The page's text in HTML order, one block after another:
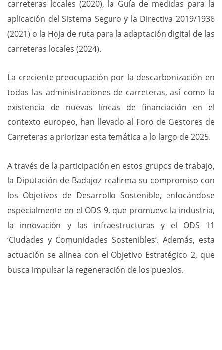
carreteras locales (2020), la Guía de medidas para la
aplicación del Sistema Seguro y la Directiva 2019/1936
(2021) o la Hoja de ruta para la adaptación digital de las
carreteras locales (2024).
La creciente preocupación por la descarbonización en
todas las administraciones de carreteras, así como la
existencia de nuevas líneas de financiación en el
contexto europeo, han llevado al Foro de Gestores de
Carreteras a priorizar esta temática a lo largo de 2025.
A través de la participación en estos grupos de trabajo,
la Diputación de Badajoz reafirma su compromiso con
los Objetivos de Desarrollo Sostenible, enfocándose
especialmente en el ODS 9, que promueve la industria,
la innovación y las infraestructuras y el ODS 11
‘Ciudades y Comunidades Sostenibles’. Además, esta
actuación se alinea con el Objetivo Estratégico 2, que
busca impulsar la regeneración de los pueblos.